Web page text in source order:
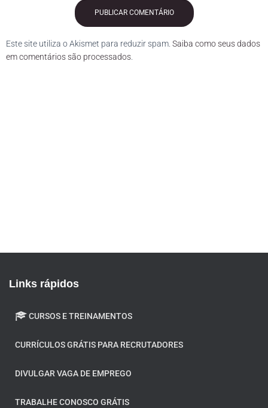
Este site utiliza o Akismet para reduzir spam. Saiba como seus dados
em comentários são processados
Links rápidos
CURSOS E TREINAMENTOS
CURRÍCULOS GRÁTIS PARA RECRUTADORES
DIVULGAR VAGA DE EMPREGO
TRABALHE CONOSCO GRÁTIS